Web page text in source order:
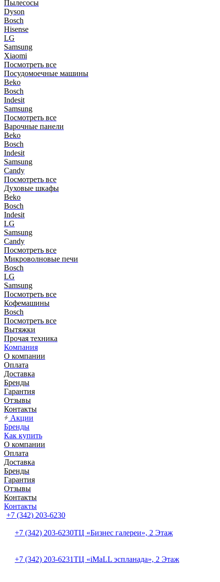
Пылесосы
Dyson
Bosch
Hisense
LG
Samsung
Xiaomi
Посмотреть все
Посудомоечные машины
Beko
Bosch
Indesit
Samsung
Посмотреть все
Варочные панели
Beko
Bosch
Indesit
Samsung
Candy
Посмотреть все
Духовые шкафы
Beko
Bosch
Indesit
LG
Samsung
Candy
Посмотреть все
Микроволновые печи
Bosch
LG
Samsung
Посмотреть все
Кофемашины
Bosch
Посмотреть все
Вытяжки
Прочая техника
Компания
О компании
Оплата
Доставка
Бренды
Гарантия
Отзывы
Контакты
Акции
Бренды
Как купить
О компании
Оплата
Доставка
Бренды
Гарантия
Отзывы
Контакты
Контакты
+7 (342) 203-6230
+7 (342) 203-6230ТЦ «Бизнес галереи», 2 Этаж
+7 (342) 203-6231ТЦ «iMaLL эспланада», 2 Этаж